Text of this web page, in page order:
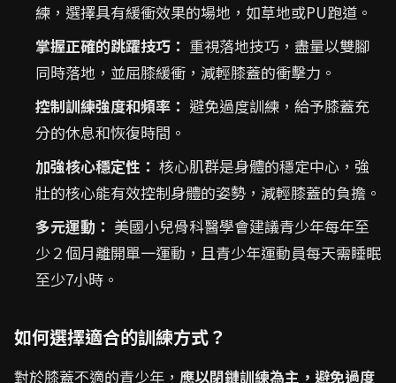
練，選擇具有緩衝效果的場地，如草地或PU跑道。
掌握正確的跳躍技巧： 重視落地技巧，盡量以雙腳
同時落地，並屈膝緩衝，減輕膝蓋的衝擊力。
控制訓練強度和頻率： 避免過度訓練，給予膝蓋充
分的休息和恢復時間。
加強核心穩定性： 核心肌群是身體的穩定中心，強
壯的核心能有效控制身體的姿勢，減輕膝蓋的負擔。
多元運動： 美國小兒骨科醫學會建議青少年每年至
少２個月離開單一運動，且青少年運動員每天需睡眠
至少7小時。
如何選擇適合的訓練方式？
對於膝蓋不適的青少年， 應以閉鏈訓練為主，避免過度